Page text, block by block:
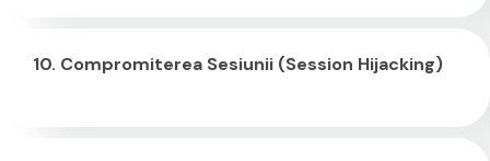
Compromiterea Sesiunii (Session Hijacking)